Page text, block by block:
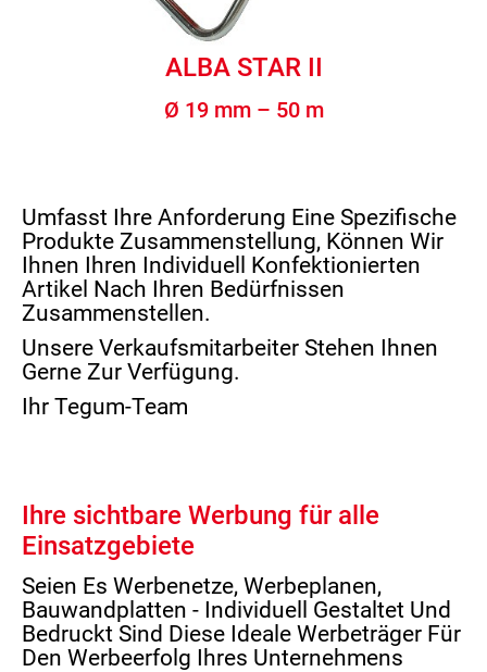
ALBA STAR II
Ø 19 mm – 50 m
Umfasst Ihre Anforderung Eine Spezifische
Produkte Zusammenstellung, Können Wir
Ihnen Ihren Individuell Konfektionierten
Artikel Nach Ihren Bedürfnissen
Zusammenstellen.
Unsere Verkaufsmitarbeiter Stehen Ihnen
Gerne Zur Verfügung.
Ihr Tegum-Team
Ihre sichtbare Werbung für alle
Einsatzgebiete
Seien Es Werbenetze, Werbeplanen,
Bauwandplatten ­- Individuell Gestaltet Und
Bedruckt Sind Diese Ideale Werbeträger Für
Den Werbeerfolg Ihres Unternehmens